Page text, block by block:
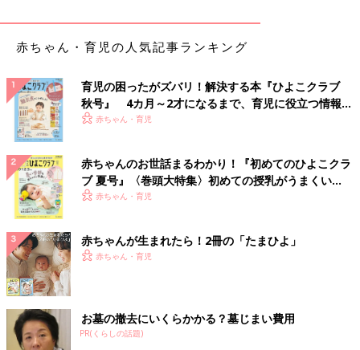
赤ちゃん・育児の人気記事ランキング
育児の困ったがズバリ！解決する本『ひよこクラブ
秋号』 4カ月～2才になるまで、育児に役立つ情報が
いっぱい！
赤ちゃん・育児
赤ちゃんのお世話まるわかり！『初めてのひよこクラ
ブ 夏号』〈巻頭大特集〉初めての授乳がうまくい
く！ おっぱい・ミルクの基本と夏のトラブル 解決テ
赤ちゃん・育児
赤ちゃんが生まれたら！2冊の「たまひよ」
赤ちゃん・育児
お墓の撤去にいくらかかる？墓じまい費用
PR(くらしの話題)